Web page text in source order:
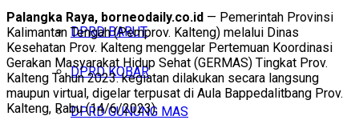
DPRD BARUT
DPRD KOBAR
DPRD GUNUNG MAS
Palangka Raya, borneodaily.co.id — Pemerintah Provinsi
Kalimantan Tengah (Pemprov. Kalteng) melalui Dinas
Kesehatan Prov. Kalteng menggelar Pertemuan Koordinasi
Gerakan Masyarakat Hidup Sehat (GERMAS) Tingkat Prov.
Kalteng Tahun 2023. kegiatan dilakukan secara langsung
maupun virtual, digelar terpusat di Aula Bappedalitbang Prov.
Kalteng, Rabu (14/6/2023).